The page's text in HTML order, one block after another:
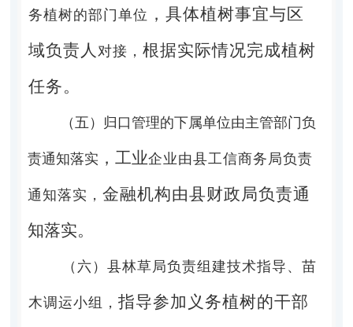
务植树的部门单位 ，具体植树事宜与区
域负责人 对接， 根据实际情况完成植树
任务。
（五）归口管理的下属单位由主管部门负
责通知落实 ，工业企业由县工信商务局负责
通知落实， 金融机构由县财政局负责通
知落实。
（六）县林草局负责组建技术指导、苗
木调运小组， 指导参加义务植树的干部